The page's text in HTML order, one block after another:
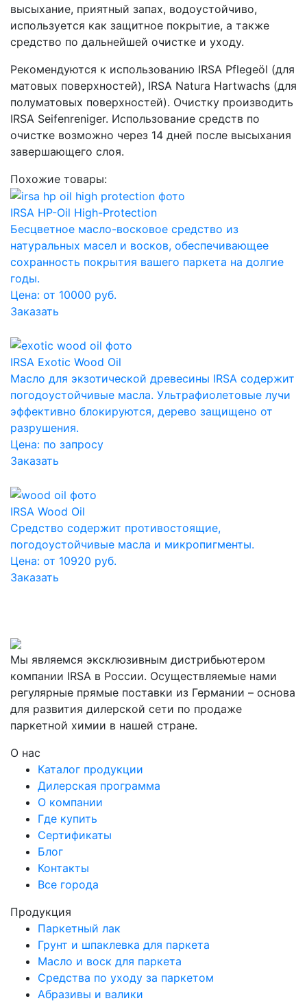
высыхание, приятный запах, водоустойчиво,
используется как защитное покрытие, а также
средство по дальнейшей очистке и уходу.
Рекомендуются к использованию IRSA Pflegeöl (для
матовых поверхностей), IRSA Natura Hartwachs (для
полуматовых поверхностей). Очистку производить
IRSA Seifenreniger. Использование средств по
очистке возможно через 14 дней после высыхания
завершающего слоя.
Похожие товары:
IRSA HP-Oil High-Protection
Бесцветное масло-восковое средство из
натуральных масел и восков, обеспечивающее
сохранность покрытия вашего паркета на долгие
годы.
Цена: от 10000 руб.
Заказать
IRSA Exotic Wood Oil
Масло для экзотической древесины IRSA содержит
погодоустойчивые масла. Ультрафиолетовые лучи
эффективно блокируются, дерево защищено от
разрушения.
Цена: по запросу
Заказать
IRSA Wood Oil
Средство содержит противостоящие,
погодоустойчивые масла и микропигменты.
Цена: от 10920 руб.
Заказать
Мы являемся эксклюзивным дистрибьютером
компании IRSA в России. Осуществляемые нами
регулярные прямые поставки из Германии – основа
для развития дилерской сети по продаже
паркетной химии в нашей стране.
О нас
Каталог продукции
Дилерская программа
О компании
Где купить
Сертификаты
Блог
Контакты
Все города
Продукция
Паркетный лак
Грунт и шпаклевка для паркета
Масло и воск для паркета
Средства по уходу за паркетом
Абразивы и валики